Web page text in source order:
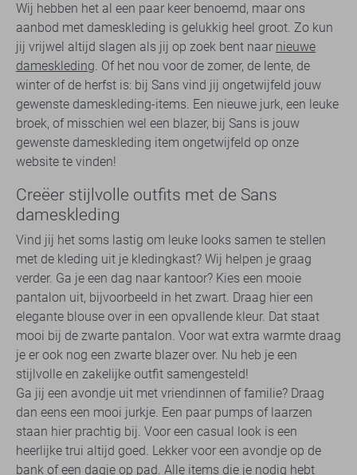
Wij hebben het al een paar keer benoemd, maar ons
aanbod met dameskleding is gelukkig heel groot. Zo kun
jij vrijwel altijd slagen als jij op zoek bent naar nieuwe
dameskleding. Of het nou voor de zomer, de lente, de
winter of de herfst is: bij Sans vind jij ongetwijfeld jouw
gewenste dameskleding-items. Een nieuwe jurk, een leuke
broek, of misschien wel een blazer, bij Sans is jouw
gewenste dameskleding item ongetwijfeld op onze
website te vinden!
Creëer stijlvolle outfits met de Sans
dameskleding
Vind jij het soms lastig om leuke looks samen te stellen
met de kleding uit je kledingkast? Wij helpen je graag
verder. Ga je een dag naar kantoor? Kies een mooie
pantalon uit, bijvoorbeeld in het zwart. Draag hier een
elegante blouse over in een opvallende kleur. Dat staat
mooi bij de zwarte pantalon. Voor wat extra warmte draag
je er ook nog een zwarte blazer over. Nu heb je een
stijlvolle en zakelijke outfit samengesteld!
Ga jij een avondje uit met vriendinnen of familie? Draag
dan eens een mooi jurkje. Een paar pumps of laarzen
staan hier prachtig bij. Voor een casual look is een
heerlijke trui altijd goed. Lekker voor een avondje op de
bank of een dagje op pad. Alle items die je nodig hebt